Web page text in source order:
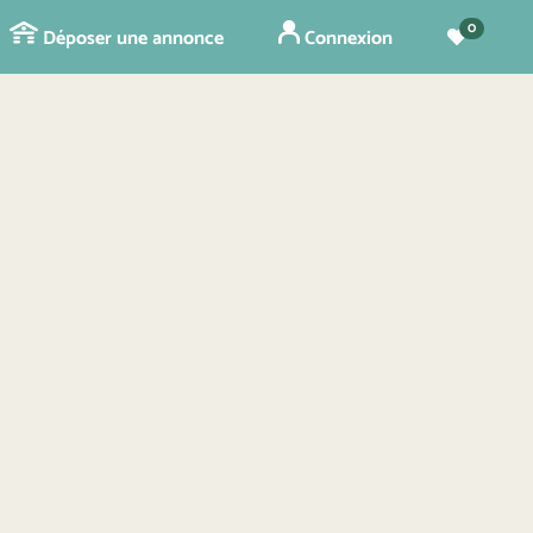
Déposer une annonce Connexion 0